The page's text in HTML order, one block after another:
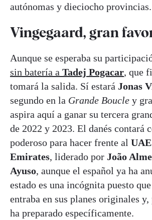
autónomas y dieciocho provincias.
Vingegaard, gran
Aunque se esperaba su
sin batería a Tadej Pogacar, que
tomará la salida. Sí estará Jonas
segundo en la Grande Boucle y
aspira aquí a ganar su tercera
de 2022 y 2023. El danés contará
poderoso para hacer frente al
Emirates, liderado por João
Ayuso, aunque el español ya ha
estado es una incógnita puesto
entraba en sus planes originales
ha preparado específicamente.